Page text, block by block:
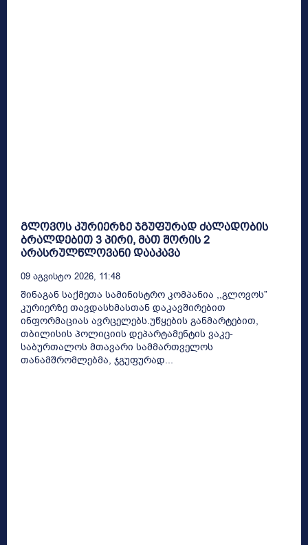
გლოვოს კურიერზე ჯგუფურად ძალადობის
ბრალდებით 3 პირი, მათ შორის 2
არასრულწლოვანი დააკავა
09 Აგვისტო 2026, 11:48
შინაგან საქმეთა სამინისტრო კომპანია ,,გლოვოს”
კურიერზე თავდასხმასთან დაკავშირებით
ინფორმაციას ავრცელებს.უწყების განმარტებით,
თბილისის პოლიციის დეპარტამენტის ვაკე-
საბურთალოს მთავარი სამმართველოს
თანამშრომლებმა, ჯგუფურად...